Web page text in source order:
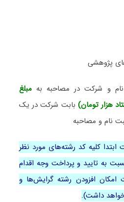
مبلغ
بابت شرکت در یک
نام و مصاحبه
ابتدا کلیه کد رشته‌های مورد نظر
به تایید و پرداخت وجه اقدام
امکان افزودن رشته گرایش‌ها و
داشت).